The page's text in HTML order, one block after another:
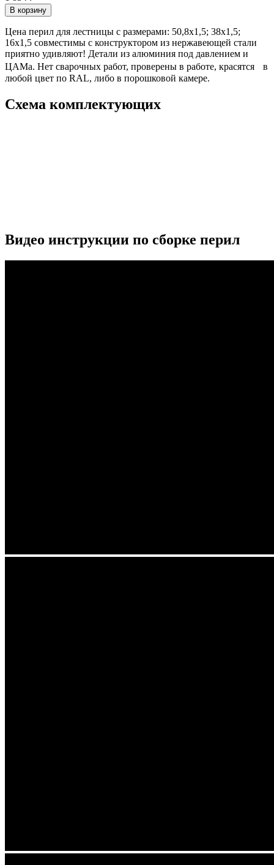
В корзину
Цена перил для лестницы с размерами: 50,8х1,5; 38х1,5;
16х1,5 совместимы с конструктором из нержавеющей стали
приятно удивляют! Детали из алюминия под давлением и
ЦАМа. Нет сварочных работ, проверены в работе, красятся в
любой цвет по RAL, либо в порошковой камере.
Схема комплектующих
Видео инструкции по сборке перил